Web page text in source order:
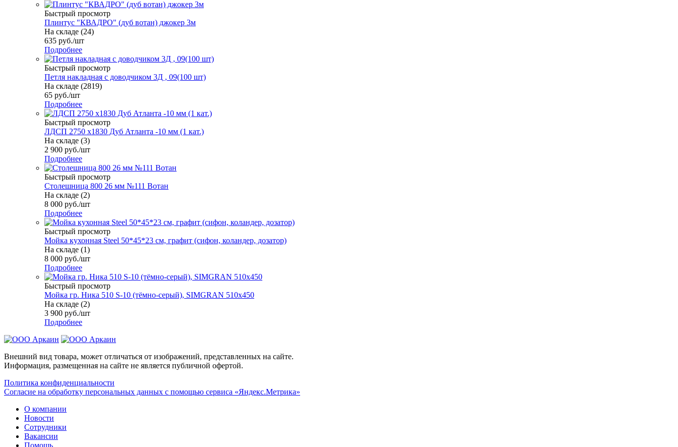
Быстрый просмотр
Плинтус "КВАДРО" (дуб вотан) джокер 3м
На складе (24)
635 руб./шт
Подробнее
Быстрый просмотр
Петля накладная с доводчиком 3Д , 09(100 шт)
На складе (2819)
65 руб./шт
Подробнее
Быстрый просмотр
ЛДСП 2750 х1830 Дуб Атланта -10 мм (1 кат.)
На складе (3)
2 900 руб./шт
Подробнее
Быстрый просмотр
Столешница 800 26 мм №111 Вотан
На складе (2)
8 000 руб./шт
Подробнее
Быстрый просмотр
Мойка кухонная Steel 50*45*23 см, графит (сифон, коландер, дозатор)
На складе (1)
8 000 руб./шт
Подробнее
Быстрый просмотр
Мойка гр. Ника 510 S-10 (тёмно-серый), SIMGRAN 510х450
На складе (2)
3 900 руб./шт
Подробнее
Внешний вид товара, может отличаться от изображений, представленных на сайте.
Информация, размещенная на сайте не является публичной офертой.
Политика конфиденциальности
Согласие на обработку персональных данных с помощью сервиса «Яндекс.Метрика»
О компании
Новости
Сотрудники
Вакансии
Помощь